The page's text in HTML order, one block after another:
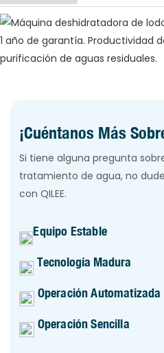
¡Cuéntanos Más
Si tiene alguna pregunta
tratamiento de agua, no
con QILEE.
Equipo Estable
Tecnología Madura
Operación Automatizada
Operación Sencilla